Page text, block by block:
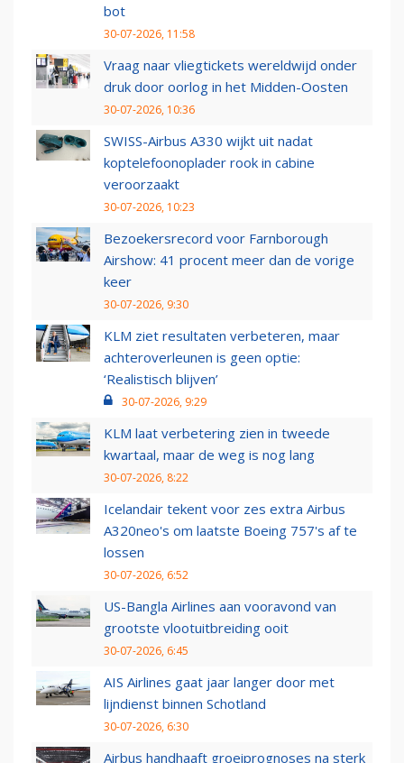
bot
30-07-2026, 11:58
Vraag naar vliegtickets wereldwijd onder
druk door oorlog in het Midden-Oosten
30-07-2026, 10:36
SWISS-Airbus A330 wijkt uit nadat
koptelefoonoplader rook in cabine
veroorzaakt
30-07-2026, 10:23
Bezoekersrecord voor Farnborough
Airshow: 41 procent meer dan de vorige
keer
30-07-2026, 9:30
KLM ziet resultaten verbeteren, maar
achteroverleunen is geen optie:
‘Realistisch blijven’
30-07-2026, 9:29
KLM laat verbetering zien in tweede
kwartaal, maar de weg is nog lang
30-07-2026, 8:22
Icelandair tekent voor zes extra Airbus
A320neo's om laatste Boeing 757's af te
lossen
30-07-2026, 6:52
US-Bangla Airlines aan vooravond van
grootste vlootuitbreiding ooit
30-07-2026, 6:45
AIS Airlines gaat jaar langer door met
lijndienst binnen Schotland
30-07-2026, 6:30
Airbus handhaaft groeiprognoses na sterk